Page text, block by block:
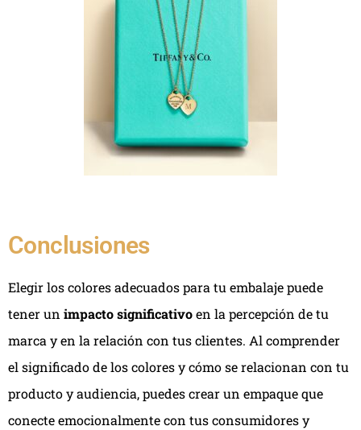
Conclusiones
Elegir los colores adecuados para tu embalaje puede
tener un impacto significativoen la percepción de tu
marca y en la relación con tus clientes. Al comprender
el significado de los colores y cómo se relacionan con tu
producto y audiencia, puedes crear un empaque que
conecte emocionalmente con tus consumidores y